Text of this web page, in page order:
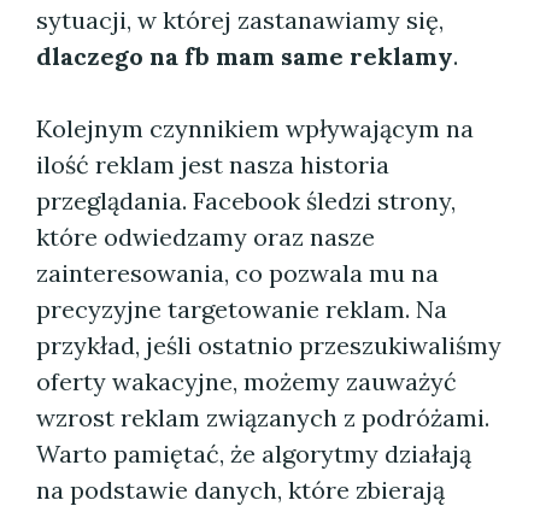
sytuacji, w której zastanawiamy się,
dlaczego na fb mam same reklamy.
Kolejnym czynnikiem wpływającym na
ilość reklam jest nasza historia
przeglądania. Facebook śledzi strony,
które odwiedzamy oraz nasze
zainteresowania, co pozwala mu na
precyzyjne targetowanie reklam. Na
przykład, jeśli ostatnio przeszukiwaliśmy
oferty wakacyjne, możemy zauważyć
wzrost reklam związanych z podróżami.
Warto pamiętać, że algorytmy działają
na podstawie danych, które zbierają